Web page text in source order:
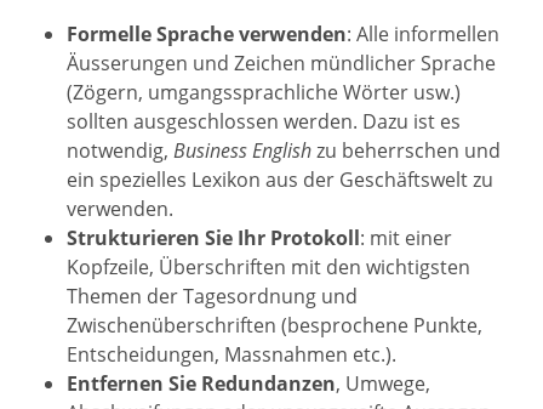
Formelle Sprache verwenden: Alle informellen
Äusserungen und Zeichen mündlicher Sprache
(Zögern, umgangssprachliche Wörter usw.)
sollten ausgeschlossen werden. Dazu ist es
notwendig, Business Englishzu beherrschen und
ein spezielles Lexikon aus der Geschäftswelt zu
verwenden.
Strukturieren Sie Ihr Protokoll: mit einer
Kopfzeile, Überschriften mit den wichtigsten
Themen der Tagesordnung und
Zwischenüberschriften (besprochene Punkte,
Entscheidungen, Massnahmen etc.).
Entfernen Sie Redundanzen, Umwege,